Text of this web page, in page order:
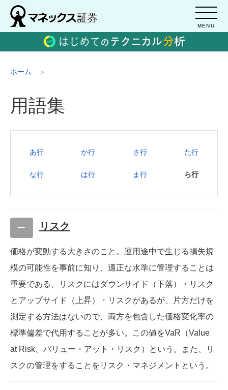
MENU
ホーム
用語集
あ行 か行 さ行 た行
な行 は行 ま行 ら行
リスク
価格が変動する大きさのこと。運用途中で生じる損失規
模の可能性を事前に知り、適正な水準に管理することは
重要である。リスクにはダウンサイド（下落）・リスク
とアップサイド（上昇）・リスクがあるが、片方だけを
測定する方法はないので、両方を包含した価格変化率の
標準偏差で代用することが多い。この値をVaR（Value
at Risk、バリュー・アット・リスク）という。また、リ
スクの管理をすることをリスク・マネジメントという。